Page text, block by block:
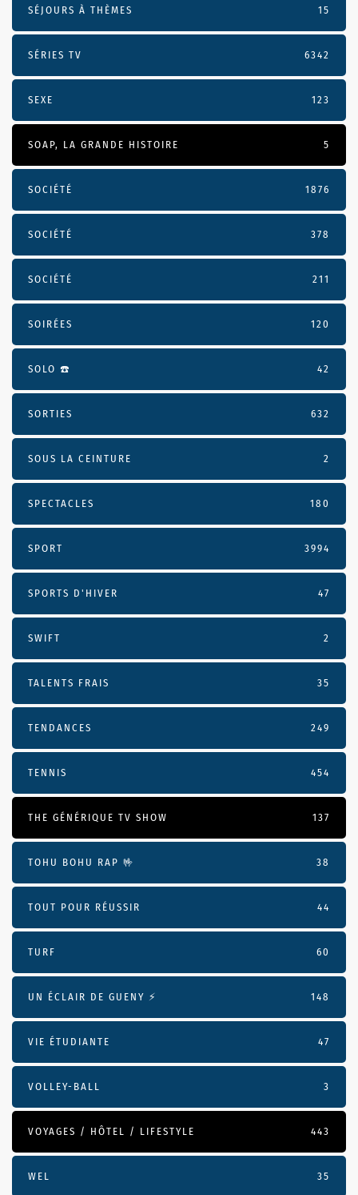
SÉJOURS À THÈMES 15
SÉRIES TV 6342
SEXE 123
SOAP, LA GRANDE HISTOIRE 5
SOCIÉTÉ 1876
SOCIÉTÉ 378
SOCIÉTÉ 211
SOIRÉES 120
SOLO ☎️ 42
SORTIES 632
SOUS LA CEINTURE 2
SPECTACLES 180
SPORT 3994
SPORTS D'HIVER 47
SWIFT 2
TALENTS FRAIS 35
TENDANCES 249
TENNIS 454
THE GÉNÉRIQUE TV SHOW 137
TOHU BOHU RAP 🤟 38
TOUT POUR RÉUSSIR 44
TURF 60
UN ÉCLAIR DE GUENY ⚡️ 148
VIE ÉTUDIANTE 47
VOLLEY-BALL 3
VOYAGES / HÔTEL / LIFESTYLE 443
WEL 35